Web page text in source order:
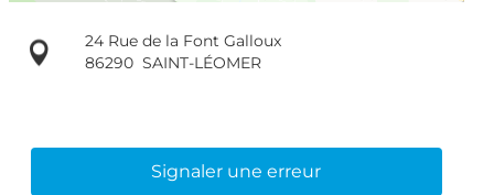
24 Rue de la Font Galloux
86290 SAINT-LÉOMER
Signaler une erreur